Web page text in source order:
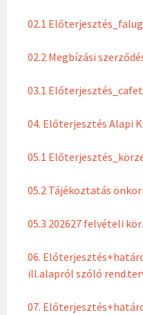
02.1
02.2 Megbízási
03.1
04. Előterjesztés Alapi
05.1
05.2 Tájékoztatás
05.3 202627 felvételi
06.
ill.alapról szóló
07.